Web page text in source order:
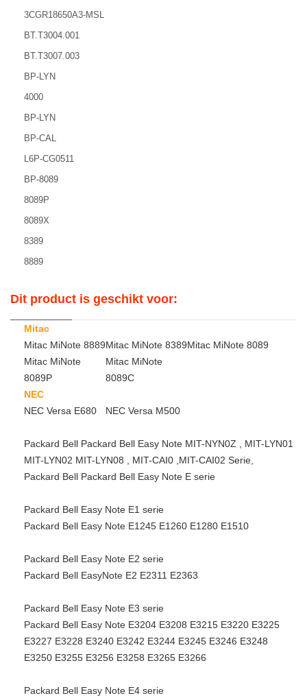
3CGR18650A3-MSL
BT.T3004.001
BT.T3007.003
BP-LYN
4000
BP-LYN
BP-CAL
L6P-CG0511
BP-8089
8089P
8089X
8389
8889
Dit product is geschikt voor:
Mitac
Mitac MiNote 8889Mitac MiNote 8389Mitac MiNote 8089
Mitac MiNote
8089P
Mitac MiNote
8089C
NEC
NEC Versa E680
NEC Versa M500
Packard Bell Packard Bell Easy Note MIT-NYN0Z , MIT-LYN01
MIT-LYN02 MIT-LYN08 , MIT-CAI0 ,MIT-CAI02 Serie,
Packard Bell Packard Bell Easy Note E serie
Packard Bell Easy Note E1 serie
Packard Bell Easy Note E1245 E1260 E1280 E1510
Packard Bell Easy Note E2 serie
Packard Bell EasyNote E2 E2311 E2363
Packard Bell Easy Note E3 serie
Packard Bell Easy Note E3204 E3208 E3215 E3220 E3225
E3227 E3228 E3240 E3242 E3244 E3245 E3246 E3248
E3250 E3255 E3256 E3258 E3265 E3266
Packard Bell Easy Note E4 serie